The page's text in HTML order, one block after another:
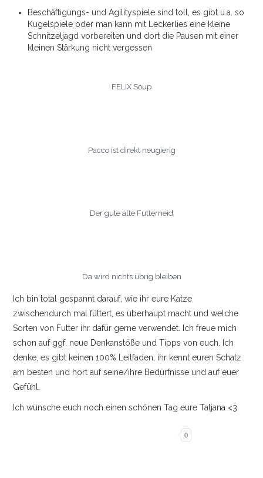
Beschäftigungs- und Agilityspiele sind toll, es gibt u.a. so
Kugelspiele oder man kann mit Leckerlies eine kleine
Schnitzeljagd vorbereiten und dort die Pausen mit einer
kleinen Stärkung nicht vergessen
FELIX Soup
Pacco ist direkt neugierig
Der gute alte Futterneid
Da wird nichts übrig bleiben
Ich bin total gespannt darauf, wie ihr eure Katze
zwischendurch mal füttert, es überhaupt macht und welche
Sorten von Futter ihr dafür gerne verwendet. Ich freue mich
schon auf ggf. neue Denkanstöße und Tipps von euch. Ich
denke, es gibt keinen 100% Leitfaden, ihr kennt euren Schatz
am besten und hört auf seine/ihre Bedürfnisse und auf euer
Gefühl.
Ich wünsche euch noch einen schönen Tag eure Tatjana <3
0